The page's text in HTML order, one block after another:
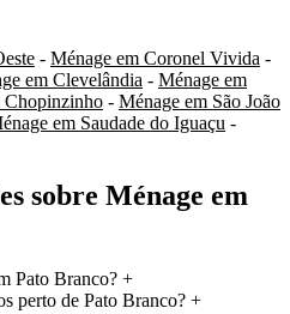
- Ménage em Coronel Vivida -
em Clevelândia - Ménage em
Chopinzinho - Ménage em São João
em Saudade do Iguaçu -
sobre Ménage em
Pato Branco? +
perto de Pato Branco? +